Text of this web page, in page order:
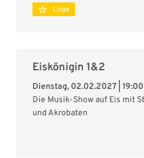
Loge
Eiskönigin 1&2
Dienstag, 02.02.2027 | 19:00
Die Musik-Show auf Eis mit
und Akrobaten